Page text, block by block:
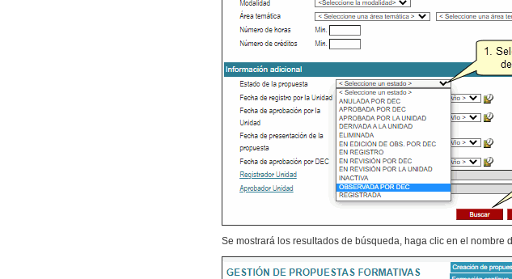
Se mostrará los resultados de búsqueda, haga clic en el nombre